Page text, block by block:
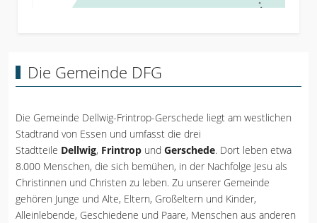
Die Gemeinde DFG
Die Gemeinde Dellwig-Frintrop-Gerschede liegt am westlichen
Stadtrand von Essen und umfasst die drei
Stadtteile Dellwig, Frintrop und Gerschede. Dort leben etwa
8.000 Menschen, die sich bemühen, in der Nachfolge Jesu als
Christinnen und Christen zu leben. Zu unserer Gemeinde
gehören Junge und Alte, Eltern, Großeltern und Kinder,
Alleinlebende, Geschiedene und Paare, Menschen aus anderen